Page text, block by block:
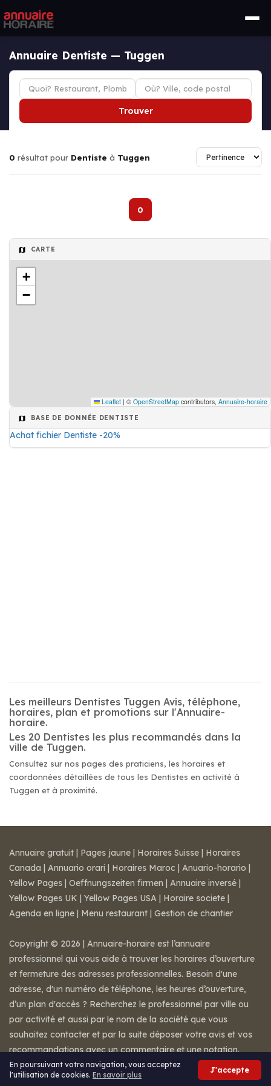
Annuaire Dentiste — Tuggen
Trouver
0 résultat pour Dentiste à Tuggen
0
CARTE
+
−
Leaflet | © OpenStreetMap contributors, Annuaire-horaire
BASE DE DONNÉE DENTISTE
Achat fichier Dentiste -20%
Les meilleurs Dentistes Tuggen Avis, téléphone,
horaires, plan et promotions sur l'Annuaire-
horaire.
Les 20 Dentistes les plus recommandés dans la
ville de Tuggen.
Consultez sur nos pages des praticiens, les horaires et
coordonnées détaillées de tous les Dentistes en activité à
Tuggen et à proximité.
En poursuivant votre navigation, vous acceptez
l'utilisation de cookies. En savoir plus
J'accepte
Annuaire gratuit | Pages jaune | Horaires Suisse | Horaires
Canada | Annuario orari | Horaires Maroc | Anuario-horario |
Yellow Pages | Oeffnungszeiten firmen | Annuaire inversé |
Yellow Pages UK | Yellow Pages USA | Horaire societe |
Agenda en ligne | Menu restaurant | Gestion de chantier
Copyright © 2026 | Annuaire-horaire est l’annuaire
professionnel qui vous aide à trouver les horaires d’ouverture
et fermeture des adresses professionnelles. Besoin d'une
adresse, d'un numéro de téléphone, les heures d’ouverture,
d’un plan d'accès ? Recherchez le professionnel par ville ou
par activité et aussi par le nom de la société que vous
souhaitez contacter et par la suite déposer votre avis et vos
recommandations avec un commentaire et une notation.
Mentions légales-Conditions de ventes-Contact